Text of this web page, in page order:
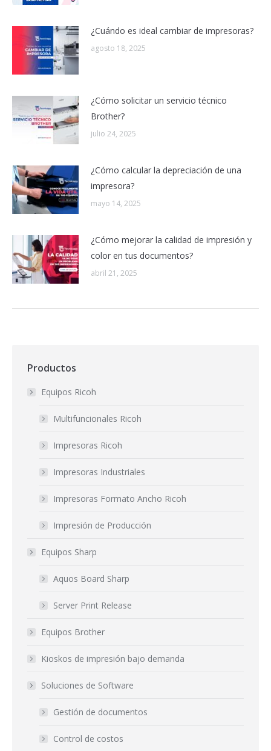
¿Cuándo es ideal cambiar de impresoras?
agosto 18, 2025
¿Cómo solicitar un servicio técnico
Brother?
julio 24, 2025
¿Cómo calcular la depreciación de una
impresora?
mayo 14, 2025
¿Cómo mejorar la calidad de impresión y
color en tus documentos?
abril 21, 2025
Productos
Equipos Ricoh
Multifuncionales Ricoh
Impresoras Ricoh
Impresoras Industriales
Impresoras Formato Ancho Ricoh
Impresión de Producción
Equipos Sharp
Aquos Board Sharp
Server Print Release
Equipos Brother
Kioskos de impresión bajo demanda
Soluciones de Software
Gestión de documentos
Control de costos